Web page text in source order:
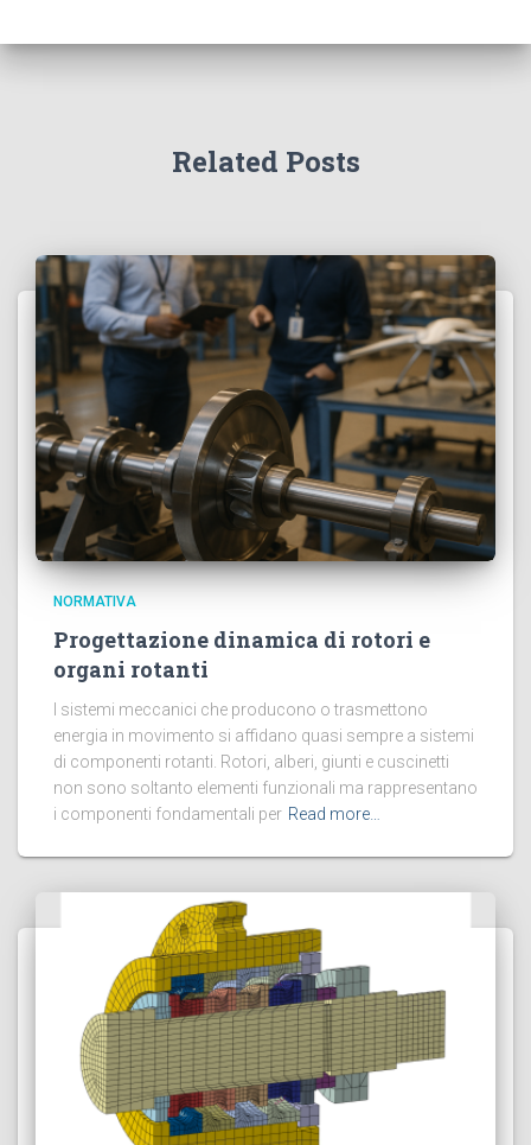
Related Posts
NORMATIVA
Progettazione dinamica di rotori e
organi rotanti
I sistemi meccanici che producono o trasmettono
energia in movimento si affidano quasi sempre a sistemi
di componenti rotanti. Rotori, alberi, giunti e cuscinetti
non sono soltanto elementi funzionali ma rappresentano
i componenti fondamentali per Read more…